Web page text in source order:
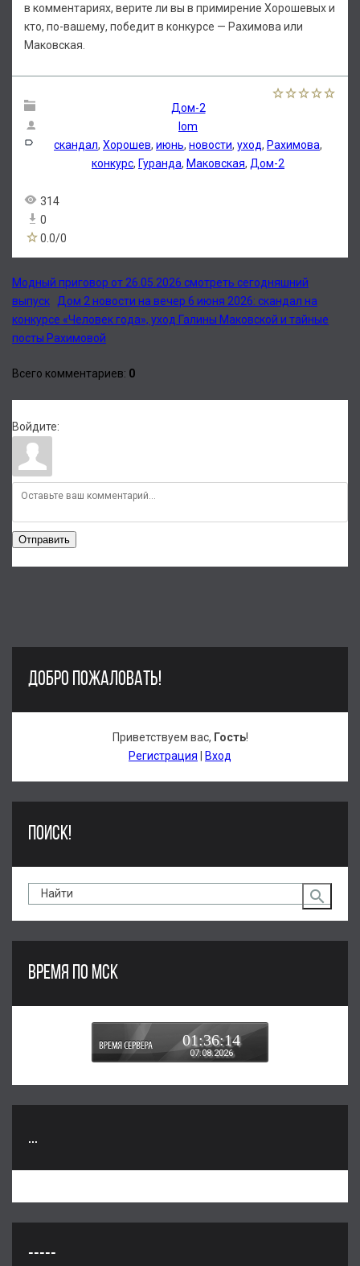
в комментариях, верите ли вы в примирение Хорошевых и
кто, по-вашему, победит в конкурсе — Рахимова или
Маковская.
Дом-2
lom
скандал, Хорошев, июнь, новости, уход, Рахимова,
конкурс, Гуранда, Маковская, Дом-2
314
0
0.0/0
Модный приговор от 26.05.2026 смотреть сегодняшний
выпуск
Дом 2 новости на вечер 6 июня 2026: скандал на
конкурсе «Человек года», уход Галины Маковской и тайные
посты Рахимовой
Всего комментариев: 0
Войдите:
Отправить
ДОБРО ПОЖАЛОВАТЬ!
Приветствуем вас, Гость!
Регистрация
Вход
ПОИСК!
ВРЕМЯ ПО МСК
01:36:15
07.08.2026
...
-----